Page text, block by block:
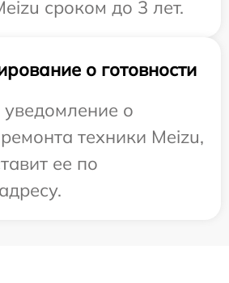
сроком до 3 лет.
о готовности
о
техники Meizu,
ее по